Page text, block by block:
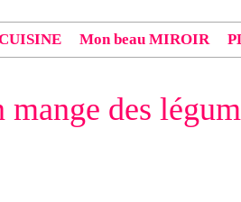
Mon beau MIROIR
From Annie", "Veste Rue
des